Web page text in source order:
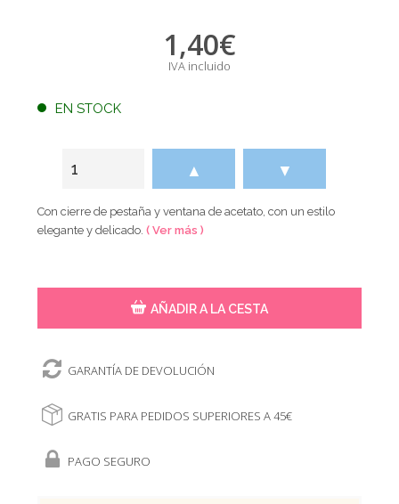
1,40€
IVA incluido
EN STOCK
▲ ▼
Con cierre de pestaña y ventana de acetato, con un estilo
elegante y delicado.( Ver más )
AÑADIR A LA CESTA
GARANTÍA DE DEVOLUCIÓN
GRATIS PARA PEDIDOS SUPERIORES A 45€
PAGO SEGURO